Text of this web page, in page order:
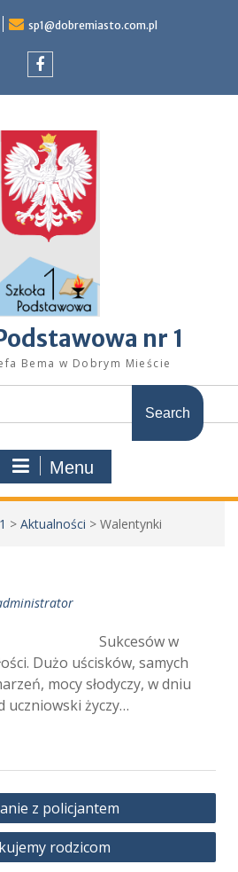
sp1@dobremiasto.com.pl
nr 1
Bema w Dobrym Mieście
Menu
> Aktualności > Walentynki
Sukcesów w
Dużo uścisków, samych
mocy słodyczy, w dniu
uczniowski życzy…
z policjantem
rodzicom